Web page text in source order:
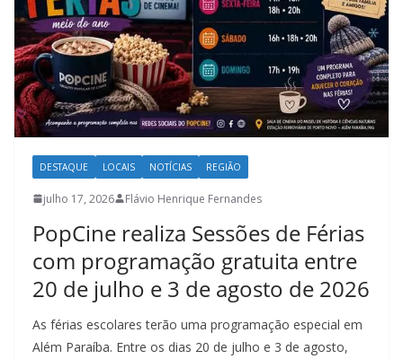
DESTAQUE LOCAIS NOTÍCIAS REGIÃO
julho 17, 2026 Flávio Henrique Fernandes
PopCine realiza Sessões de Férias
com programação gratuita entre
20 de julho e 3 de agosto de 2026
As férias escolares terão uma programação especial em
Além Paraíba. Entre os dias 20 de julho e 3 de agosto,